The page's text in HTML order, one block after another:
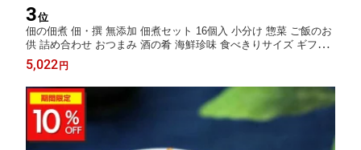
3位
佃の佃煮 佃・撰 無添加 佃煮セット 16個入 小分け 惣菜 ご飯のお
供 詰め合わせ おつまみ 酒の肴 海鮮珍味 食べきりサイズ ギフト
贈り物 お取り寄せ グルメ 内祝い プレゼント お中元 夏ギフト 敬
老の日 誕生日 老舗の味 食べ比べ お節
5,022 円